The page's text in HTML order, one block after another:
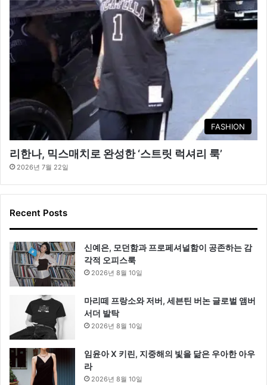
FASHION
리한나, 믹스매치로 완성한 ‘스트릿 럭셔리 룩’
2026년 7월 22일
Recent Posts
신예은, 모던함과 프로페셔널함이 공존하는 감
각적 오피스룩
2026년 8월 10일
마리떼 프랑소와 저버, 세븐틴 버논 글로벌 앰버
서더 발탁
2026년 8월 10일
임윤아 X 키린, 지중해의 빛을 닮은 우아한 아우
라
2026년 8월 10일